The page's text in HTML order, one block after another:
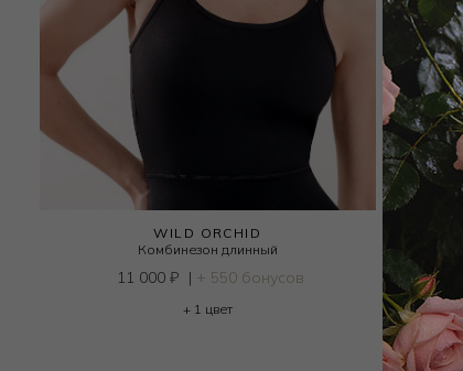
WILD ORCHID
Комбинезон длинный
11 000 ₽ | + 550 бонусов
+ 1 цвет